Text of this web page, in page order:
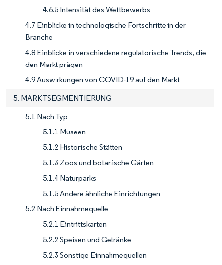
4.6.5 Intensität des Wettbewerbs
4.7 Einblicke in technologische Fortschritte in der
Branche
4.8 Einblicke in verschiedene regulatorische Trends, die
den Markt prägen
4.9 Auswirkungen von COVID-19 auf den Markt
5. MARKTSEGMENTIERUNG
5.1 Nach Typ
5.1.1 Museen
5.1.2 Historische Stätten
5.1.3 Zoos und botanische Gärten
5.1.4 Naturparks
5.1.5 Andere ähnliche Einrichtungen
5.2 Nach Einnahmequelle
5.2.1 Eintrittskarten
5.2.2 Speisen und Getränke
5.2.3 Sonstige Einnahmequellen